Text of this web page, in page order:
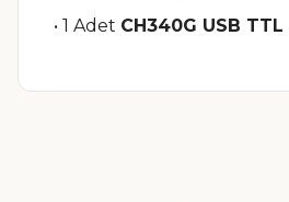
• 1 Adet CH340G USB